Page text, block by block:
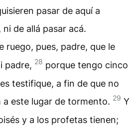
pasar de aquí a
de allá pasar acá.
ruego, pues, padre, que le
padre, 28 porque tengo cinco
testifique, a fin de que no
este lugar de tormento. 29 Y
y a los profetas tienen;